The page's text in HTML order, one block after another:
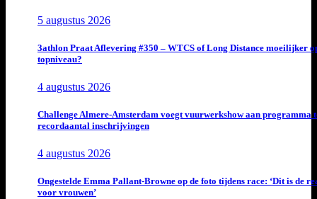
5 augustus 2026
3athlon Praat Aflevering #350 – WTCS of Long Distance moeilijker
topniveau?
4 augustus 2026
Challenge Almere-Amsterdam voegt vuurwerkshow aan programma
recordaantal inschrijvingen
4 augustus 2026
Ongestelde Emma Pallant-Browne op de foto tijdens race: ‘Dit is de
voor vrouwen’